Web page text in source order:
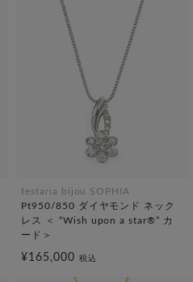
festaria bijou SOPHIA
Pt950/850 ダイヤモンド ネック
レス ＜ “Wish upon a star®” カ
ード＞
¥165,000 税込